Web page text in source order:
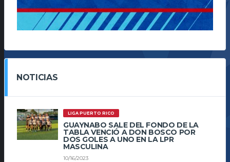
NOTICIAS
LIGA PUERTO RICO
GUAYNABO SALE DEL FONDO DE LA
TABLA VENCIÓ A DON BOSCO POR
DOS GOLES A UNO EN LA LPR
MASCULINA
10/16/2023